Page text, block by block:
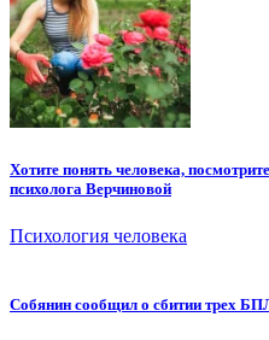
Хотите понять человека,
психолога Верчиновой
Психология человека
Собянин сообщил о сбитии трех